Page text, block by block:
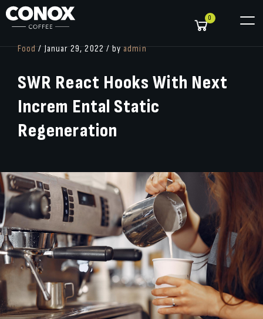
0
Food/ Januar 29, 2022 / byadmin
SWR React Hooks With Next
Increm Ental Static
Regeneration